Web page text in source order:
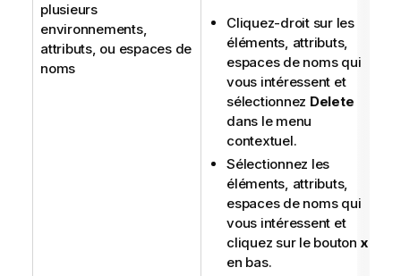
plusieurs
environnements,
attributs, ou espaces de
noms
Cliquez-droit sur les
éléments, attributs,
espaces de noms qui
vous intéressent et
sélectionnez Delete
dans le menu
contextuel.
Sélectionnez les
éléments, attributs,
espaces de noms qui
vous intéressent et
cliquez sur le bouton x
en bas.